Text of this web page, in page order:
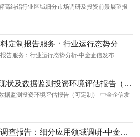
高纯铝行业区域细分市场调研及投资前景展望报
2026年我国锂电负材料定制报告服务：行业运行态势分析-中金企信发布
告服务：行业运行态势分析-中金企信发布
乙酰甲胺磷行业发展现状及数据监测投资环境评估报告（可定制）-中金企信发布
据监测投资环境评估报告（可定制）-中金企信发
2026年中国柔性石墨调查报告：细分应用领域调研-中金企信发布